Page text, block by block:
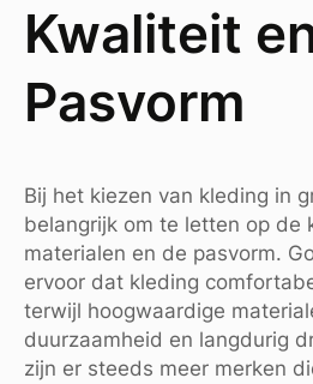
Kwaliteit
Pasvorm
Bij het kiezen van kleding in
belangrijk om te letten op de
materialen en de pasvorm.
ervoor dat kleding
terwijl hoogwaardige
duurzaamheid en langdurig
zijn er steeds meer merken